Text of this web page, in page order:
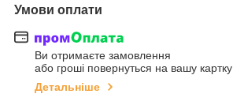
Умови оплати
Ви отримаєте замовлення
або гроші повернуться на вашу картку
Детальніше